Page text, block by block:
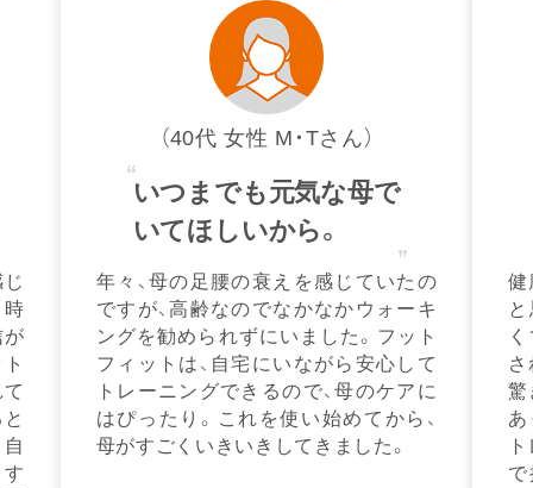
時
が
（40代 女性 M・Tさん）
いつまでも元気な母で
いてほしいから。
年々、母の足腰の衰えを感じていたの
ですが、高齢なのでなかなかウォーキ
ングを勧められずにいました。フット
フィットは、自宅にいながら安心して
トレーニングできるので、母のケアに
はぴったり。これを使い始めてから、
母がすごくいきいきしてきました。
健
驚
あ
で